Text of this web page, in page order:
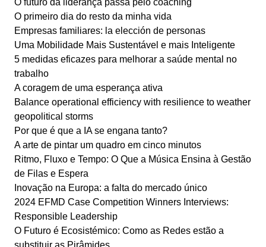
O primeiro dia do resto da minha vida
Empresas familiares: la elección de personas
Uma Mobilidade Mais Sustentável e mais Inteligente
5 medidas eficazes para melhorar a saúde mental no
trabalho
A coragem de uma esperança ativa
Balance operational efficiency with resilience to weather
geopolitical storms
Por que é que a IA se engana tanto?
A arte de pintar um quadro em cinco minutos
Ritmo, Fluxo e Tempo: O Que a Música Ensina à Gestão
de Filas e Espera
Inovação na Europa: a falta do mercado único
2024 EFMD Case Competition Winners Interviews:
Responsible Leadership
O Futuro é Ecosistémico: Como as Redes estão a
substituir as Pirâmides